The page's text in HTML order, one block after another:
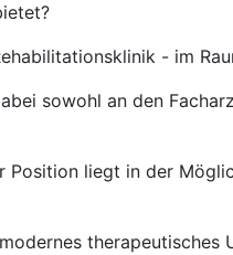
- im
sowohl an den
Position liegt in der